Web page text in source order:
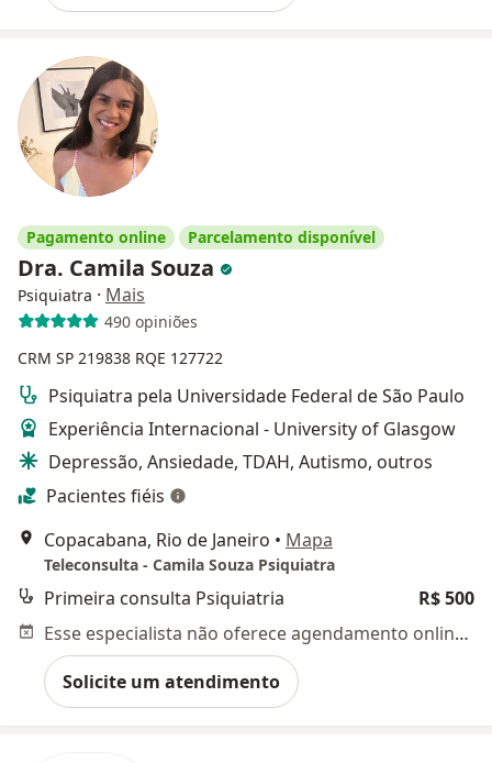
Pagamento online Parcelamento disponível
Dra. Camila Souza
Psiquiatra · Mais
490 opiniões
CRM SP 219838 RQE 127722
Psiquiatra pela Universidade Federal de São Paulo
Experiência Internacional - University of Glasgow
Depressão, Ansiedade, TDAH, Autismo, outros
Pacientes fiéis
Copacabana, Rio de Janeiro • Mapa
Teleconsulta - Camila Souza Psiquiatra
Primeira consulta Psiquiatria
R$ 500
Esse especialista não oferece agendamento online para esse endereço.
Solicite um atendimento